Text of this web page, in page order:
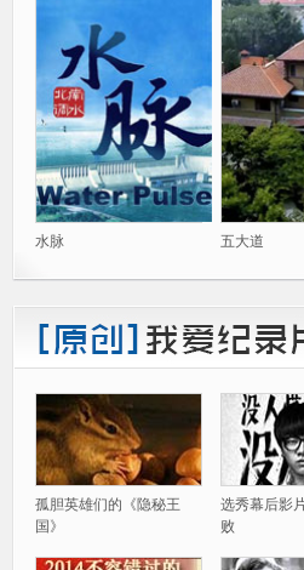
水脉 五大道
孤胆英雄们的《隐秘王
国》
选秀幕后影
败